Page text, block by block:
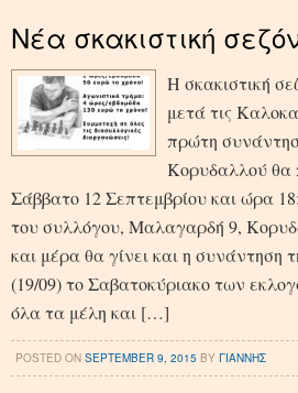
Νέα σκακιστική
Η σκακιστική
μετά τις
πρώτη
Κορυδαλλού θα
Σάββατο 12 Σεπτεμβρίου και ώρα
του συλλόγου, Μαλαγαρδή 9,
και μέρα θα γίνει και η συνάντηση
(19/09) το Σαβατοκύριακο των
όλα τα μέλη και […]
POSTED ONSEPTEMBER 9, 2015 BYΓΙΑΝΝΗΣ